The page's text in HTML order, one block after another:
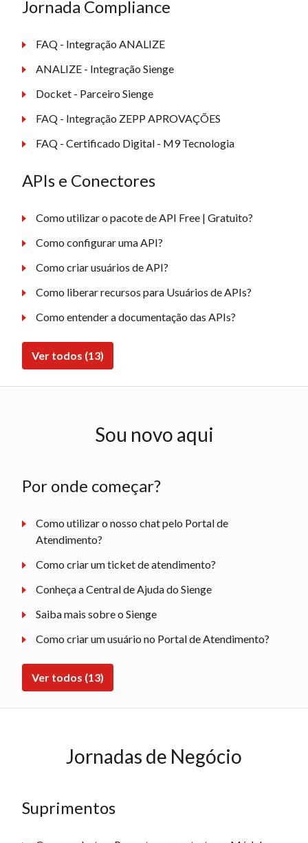
Jornada Compliance
FAQ - Integração ANALIZE
ANALIZE - Integração Sienge
Docket - Parceiro Sienge
FAQ - Integração ZEPP APROVAÇÕES
FAQ - Certificado Digital - M9 Tecnologia
APIs e Conectores
Como utilizar o pacote de API Free | Gratuito?
Como configurar uma API?
Como criar usuários de API?
Como liberar recursos para Usuários de APIs?
Como entender a documentação das APIs?
Ver todos (13)
Sou novo aqui
Por onde começar?
Como utilizar o nosso chat pelo Portal de
Atendimento?
Como criar um ticket de atendimento?
Conheça a Central de Ajuda do Sienge
Saiba mais sobre o Sienge
Como criar um usuário no Portal de Atendimento?
Ver todos (13)
Jornadas de Negócio
Suprimentos